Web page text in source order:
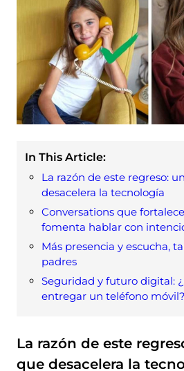
In This Article:
La razón de este regreso:
desacelera la tecnología
Conversations que
fomenta hablar con
Más presencia y escucha,
padres
Seguridad y futuro digital:
entregar un teléfono móvil?
La razón de este
que desacelera la